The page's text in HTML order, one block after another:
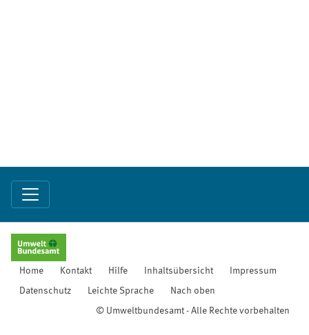
Home Kontakt Hilfe Inhaltsübersicht Impressum
Datenschutz Leichte Sprache Nach oben
© Umweltbundesamt - Alle Rechte vorbehalten